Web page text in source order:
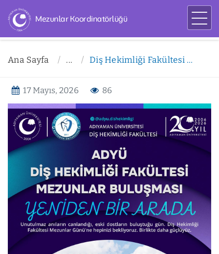
Mezunlar Koordinatörlüğü
Ana Sayfa ... Diş Hekimliği Fakültesi Mezunlar Buluşması
17 Mayıs, 2026 86